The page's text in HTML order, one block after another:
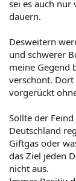
sei es auch nur
dauern.
Desweitern
und schwerer
meine Gegend
verschont.
vorgerückt
Sollte der
Deutschland
Giftgas oder
das Ziel jeden
nicht aus.